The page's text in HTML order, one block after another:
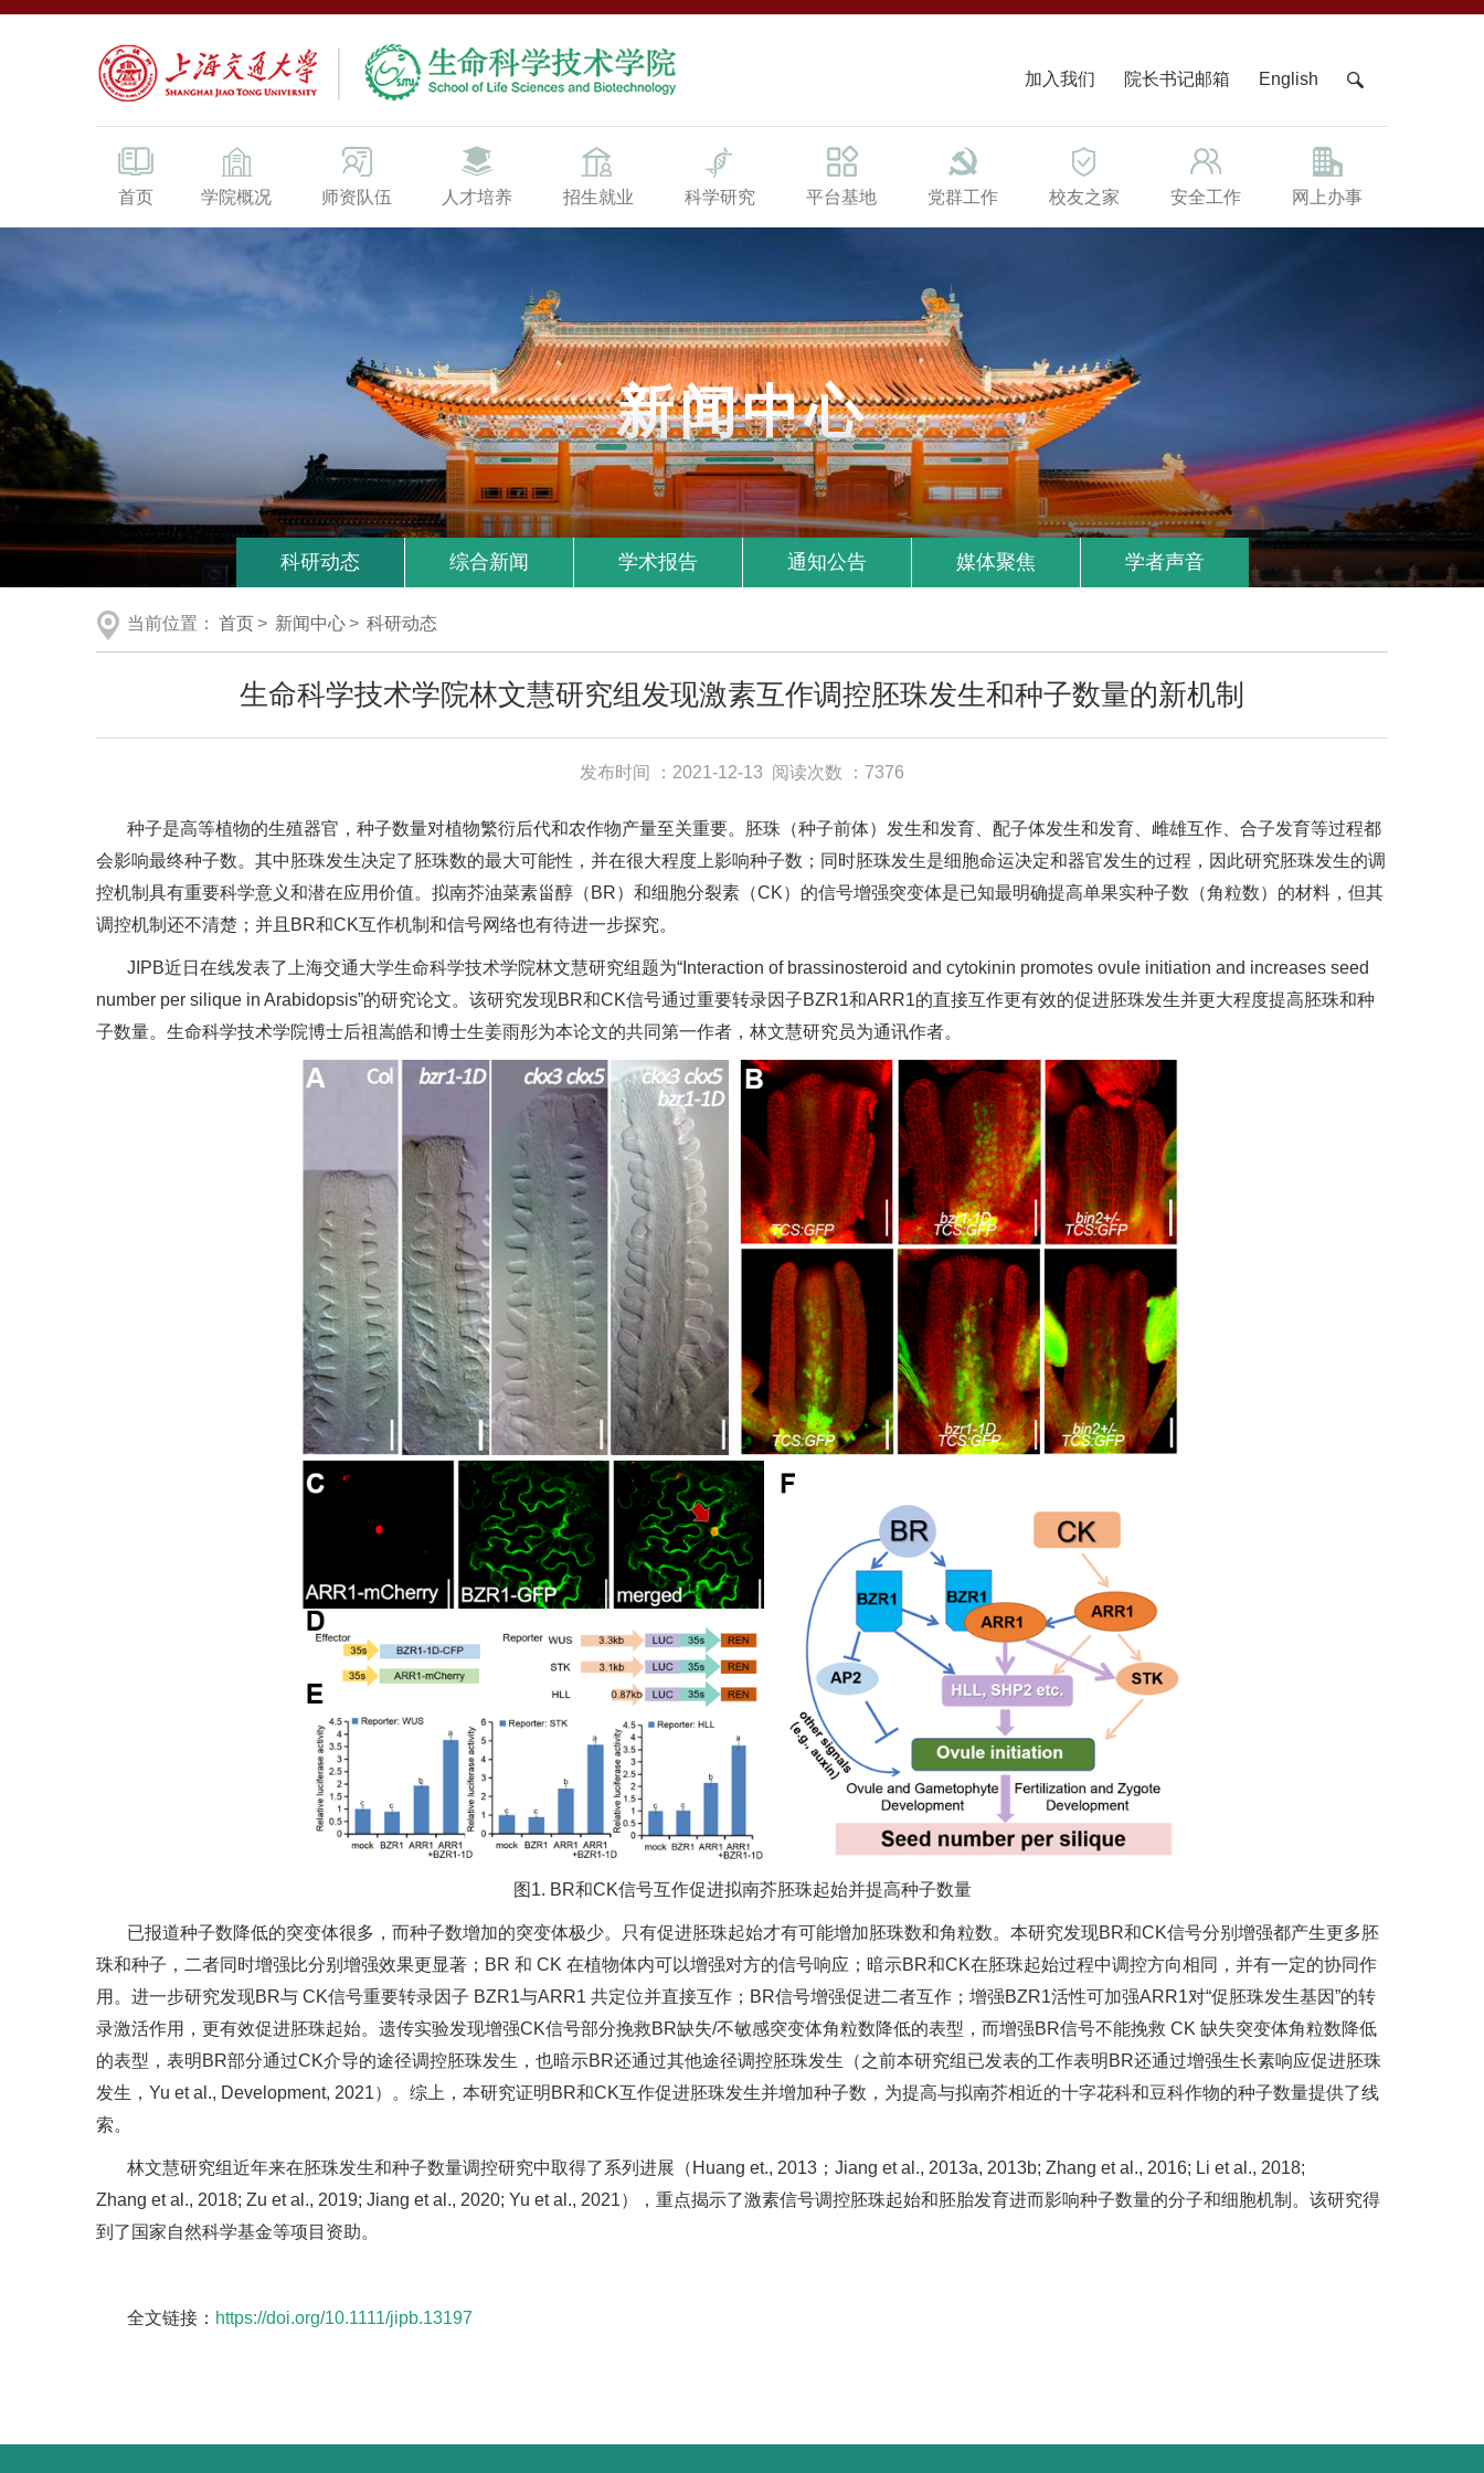
加入我们 院长书记邮箱 English
首页 学院概况 师资队伍 人才培养 招生就业 科学研究 平台基地 党群工作 校友之家 安全工作 网上办事
新闻中心
科研动态 综合新闻 学术报告 通知公告 媒体聚焦 学者声音
当前位置： 首页> 新闻中心> 科研动态
生命科学技术学院林文慧研究组发现激素互作调控胚珠发生和种子数量的新机制
发布时间 ：2021-12-13 阅读次数 ：7376
种子是高等植物的生殖器官，种子数量对植物繁衍后代和农作物产量至关重要。胚珠（种子前体）发生和发育、配子体发生和发育、雌雄互作、合子发育等过程都
会影响最终种子数。其中胚珠发生决定了胚珠数的最大可能性，并在很大程度上影响种子数；同时胚珠发生是细胞命运决定和器官发生的过程，因此研究胚珠发生的调
控机制具有重要科学意义和潜在应用价值。拟南芥油菜素甾醇（BR）和细胞分裂素（CK）的信号增强突变体是已知最明确提高单果实种子数（角粒数）的材料，但其
调控机制还不清楚；并且BR和CK互作机制和信号网络也有待进一步探究。
JIPB近日在线发表了上海交通大学生命科学技术学院林文慧研究组题为“Interaction of brassinosteroid and cytokinin promotes ovule initiation and increases seed
number per silique in Arabidopsis”的研究论文。该研究发现BR和CK信号通过重要转录因子BZR1和ARR1的直接互作更有效的促进胚珠发生并更大程度提高胚珠和种
子数量。生命科学技术学院博士后祖嵩皓和博士生姜雨彤为本论文的共同第一作者，林文慧研究员为通讯作者。
图1. BR和CK信号互作促进拟南芥胚珠起始并提高种子数量
已报道种子数降低的突变体很多，而种子数增加的突变体极少。只有促进胚珠起始才有可能增加胚珠数和角粒数。本研究发现BR和CK信号分别增强都产生更多胚
珠和种子，二者同时增强比分别增强效果更显著；BR 和 CK 在植物体内可以增强对方的信号响应；暗示BR和CK在胚珠起始过程中调控方向相同，并有一定的协同作
用。进一步研究发现BR与 CK信号重要转录因子 BZR1与ARR1 共定位并直接互作；BR信号增强促进二者互作；增强BZR1活性可加强ARR1对“促胚珠发生基因”的转
录激活作用，更有效促进胚珠起始。遗传实验发现增强CK信号部分挽救BR缺失/不敏感突变体角粒数降低的表型，而增强BR信号不能挽救 CK 缺失突变体角粒数降低
的表型，表明BR部分通过CK介导的途径调控胚珠发生，也暗示BR还通过其他途径调控胚珠发生（之前本研究组已发表的工作表明BR还通过增强生长素响应促进胚珠
发生，Yu et al., Development, 2021）。综上，本研究证明BR和CK互作促进胚珠发生并增加种子数，为提高与拟南芥相近的十字花科和豆科作物的种子数量提供了线
索。
林文慧研究组近年来在胚珠发生和种子数量调控研究中取得了系列进展（Huang et., 2013；Jiang et al., 2013a, 2013b; Zhang et al., 2016; Li et al., 2018;
Zhang et al., 2018; Zu et al., 2019; Jiang et al., 2020; Yu et al., 2021），重点揭示了激素信号调控胚珠起始和胚胎发育进而影响种子数量的分子和细胞机制。该研究得
到了国家自然科学基金等项目资助。
全文链接： https://doi.org/10.1111/jipb.13197